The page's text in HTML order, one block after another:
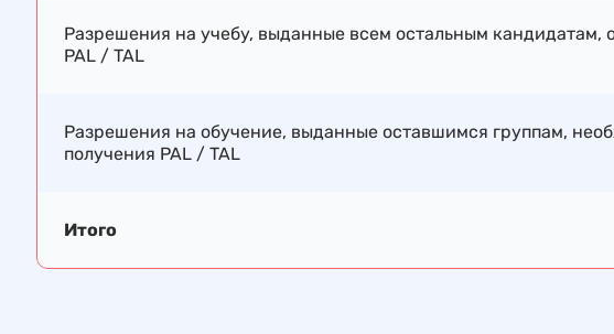
Разрешения на учебу, выданные всем остальным кандидатам,
PAL / TAL
Разрешения на обучение, выданные оставшимся группам,
получения PAL / TAL
Итого